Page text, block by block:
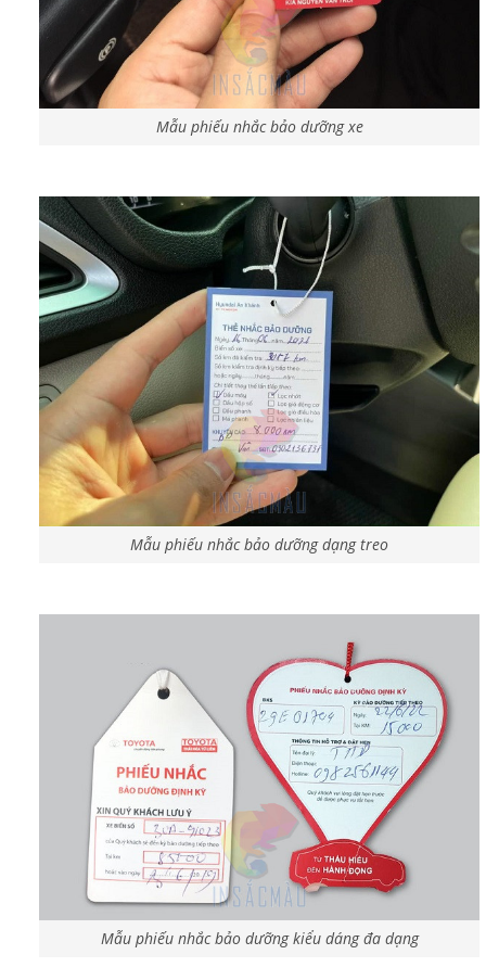
Mẫu phiếu nhắc bảo dưỡng xe
Mẫu phiếu nhắc bảo dưỡng dạng treo
Mẫu phiếu nhắc bảo dưỡng kiểu dáng đa dạng